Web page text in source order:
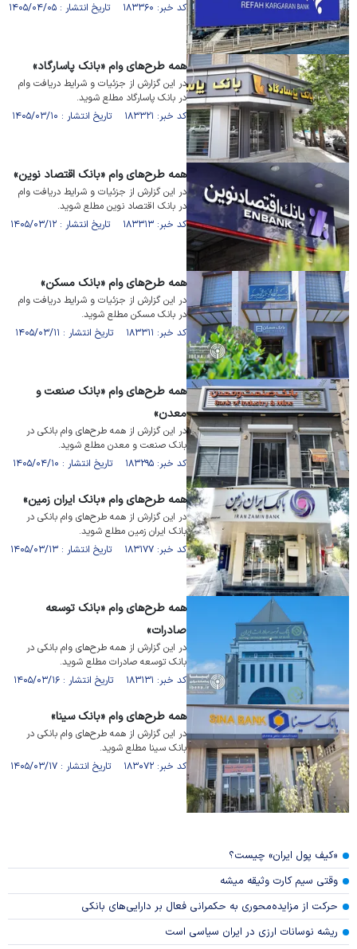
کد خبر: ۱۸۳۳۶۰ تاریخ انتشار : ۱۴۰۵/۰۴/۰۵
همه طرح‌های وام «بانک پاسارگاد»
در این گزارش از جزئیات و شرایط دریافت وام
در بانک پاسارگاد مطلع شوید.
کد خبر: ۱۸۳۳۲۱ تاریخ انتشار : ۱۴۰۵/۰۳/۱۰
همه طرح‌های وام «بانک اقتصاد نوین»
در این گزارش از جزئیات و شرایط دریافت وام
در بانک اقتصاد نوین مطلع شوید.
کد خبر: ۱۸۳۳۱۳ تاریخ انتشار : ۱۴۰۵/۰۳/۱۲
همه طرح‌های وام «بانک مسکن»
در این گزارش از جزئیات و شرایط دریافت وام
در بانک مسکن مطلع شوید.
کد خبر: ۱۸۳۳۱۱ تاریخ انتشار : ۱۴۰۵/۰۳/۱۱
همه طرح‌های وام «بانک صنعت و
معدن»
در این گزارش از همه طرح‌های وام بانکی در
بانک صنعت و معدن مطلع شوید.
کد خبر: ۱۸۳۲۹۵ تاریخ انتشار : ۱۴۰۵/۰۴/۱۰
همه طرح‌های وام «بانک ایران زمین»
در این گزارش از همه طرح‌های وام بانکی در
بانک ایران زمین مطلع شوید.
کد خبر: ۱۸۳۱۷۷ تاریخ انتشار : ۱۴۰۵/۰۳/۱۳
همه طرح‌های وام «بانک توسعه
صادرات»
در این گزارش از همه طرح‌های وام بانکی در
بانک توسعه صادرات مطلع شوید.
کد خبر: ۱۸۳۱۳۱ تاریخ انتشار : ۱۴۰۵/۰۳/۱۶
همه طرح‌های وام «بانک سینا»
در این گزارش از همه طرح‌های وام بانکی در
بانک سینا مطلع شوید.
کد خبر: ۱۸۳۰۷۲ تاریخ انتشار : ۱۴۰۵/۰۳/۱۷
«کیف پول ایران» چیست؟
وقتی سیم کارت وثیقه میشه
حرکت از مزایده‌محوری به حکمرانی فعال بر دارایی‌های بانکی
ریشه نوسانات ارزی در ایران سیاسی است